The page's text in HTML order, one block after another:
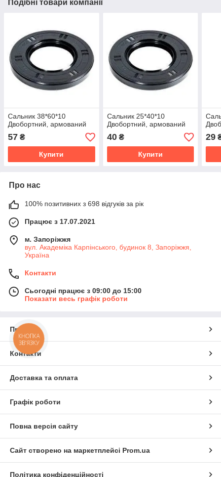
Подібні товари компанії
Сальник 38*60*10
Двобортний, армований
57 ₴
Купити
Сальник 25*40*10
Двобортний, армований
40₴
Купити
29
Про нас
100% позитивних з 698 відгуків за рік
Працює з 17.07.2021
м. Запоріжжя
вул. Академіка Карпінського, будинок 8, Запоріжжя,
Україна
Контакти
Сьогодні працює з 09:00 до 15:00
Показати весь графік роботи
Про нас
Контакти
Доставка та оплата
Графік роботи
Повна версія сайту
Сайт створено на маркетплейсі Prom.ua
Політика конфіденційності
КНОПКА
ЗВ'ЯЗКУ